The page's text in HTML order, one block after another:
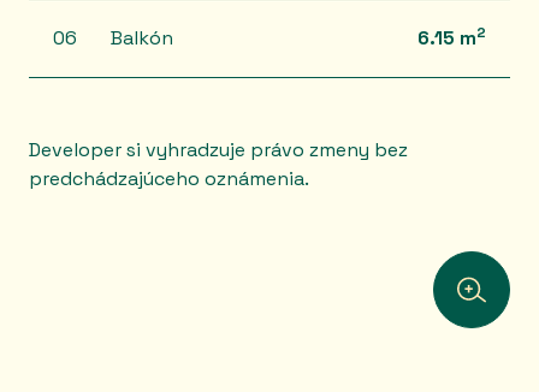
06 Balkón 6.15 m2
Developer si vyhradzuje právo zmeny bez
predchádzajúceho oznámenia.